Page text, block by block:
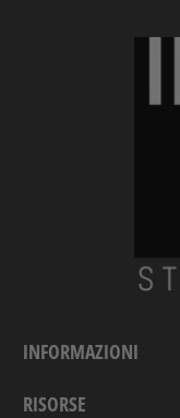
INFORMAZIONI
RISORSE